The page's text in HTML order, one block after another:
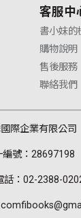
客服中
書小妹的
購物說明
售後服務
聯絡我們
際企業有限公司
編號：28697198
話：02-2388-